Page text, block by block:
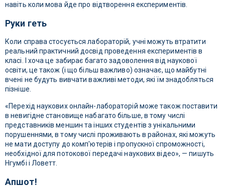
навіть коли мова йде про відтворення експериментів.
Руки геть
Коли справа стосується лабораторій, учні можуть втратити
реальний практичний досвід проведення експериментів в
класі. І хоча це забирає багато задоволення від наукової
освіти, це також (і що більш важливо) означає, що майбутні
вчені не будуть вивчати важливі методи, які їм знадобляться
пізніше.
«Перехід наукових онлайн-лабораторій може також поставити
в невигідне становище набагато більше, в тому числі
представників меншин та інших студентів з унікальними
порушеннями, в тому числі проживають в районах, які можуть
не мати доступу до комп'ютерів і пропускної спроможності,
необхідної для потокової передачі наукових відео», — пишуть
Нгумбі і Ловетт.
Апшот!